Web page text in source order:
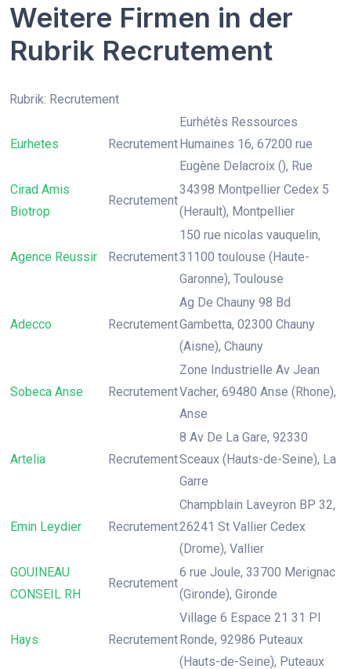
Weitere Firmen in der
Rubrik Recrutement
Rubrik: Recrutement
Eurhetes Recrutement
Eurhétès Ressources
Humaines 16, 67200 rue
Eugène Delacroix (), Rue
Cirad Amis
Biotrop
Recrutement
34398 Montpellier Cedex 5
(Herault), Montpellier
Agence Reussir Recrutement
150 rue nicolas vauquelin,
31100 toulouse (Haute-
Garonne), Toulouse
Adecco Recrutement
Ag De Chauny 98 Bd
Gambetta, 02300 Chauny
(Aisne), Chauny
Sobeca Anse Recrutement
Zone Industrielle Av Jean
Vacher, 69480 Anse (Rhone),
Anse
Artelia Recrutement
8 Av De La Gare, 92330
Sceaux (Hauts-de-Seine), La
Garre
Emin Leydier Recrutement
Champblain Laveyron BP 32,
26241 St Vallier Cedex
(Drome), Vallier
GOUINEAU
CONSEIL RH
Recrutement
6 rue Joule, 33700 Merignac
(Gironde), Gironde
Hays Recrutement
Village 6 Espace 21 31 Pl
Ronde, 92986 Puteaux
(Hauts-de-Seine), Puteaux